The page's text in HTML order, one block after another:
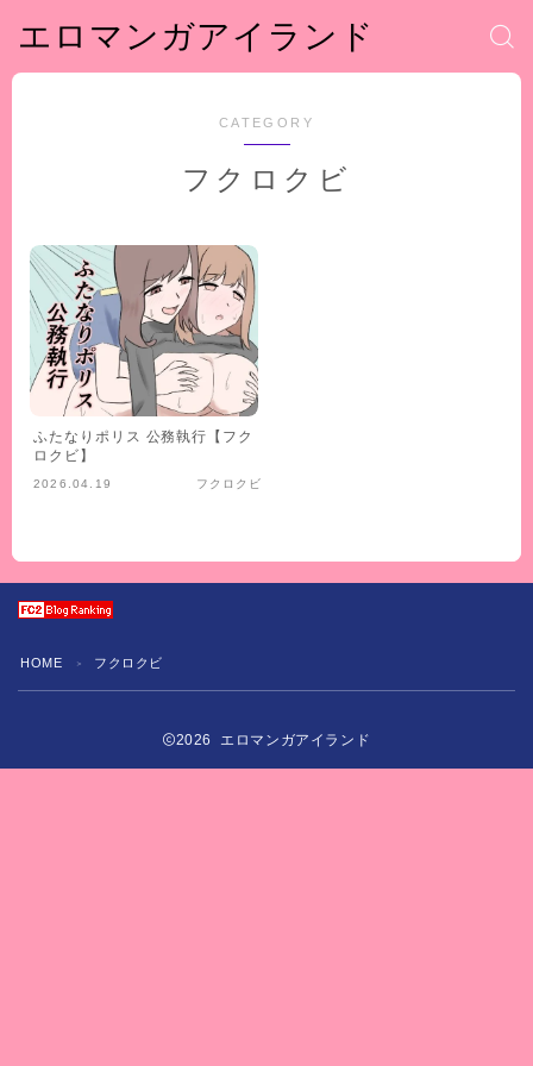
エロマンガアイランド
CATEGORY
フクロクビ
ふたなりポリス 公務執行【フク
ロクビ】
2026.04.19 フクロクビ
HOME ＞ フクロクビ
2026 エロマンガアイランド